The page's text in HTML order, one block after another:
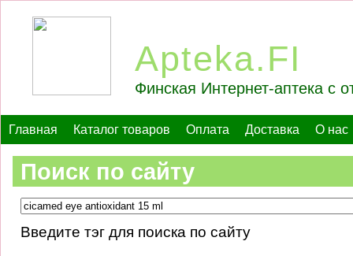
Apteka.FI
Финская Интернет-аптека с
Главная Каталог товаров Оплата Доставка О нас
Поиск по сайту
Введите тэг для поиска по сайту